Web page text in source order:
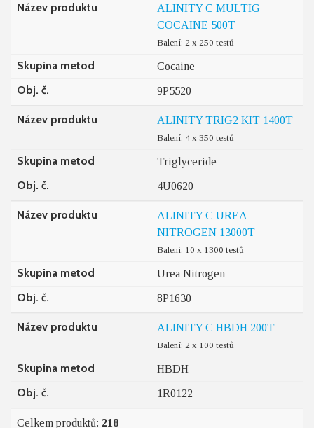
Název produktu
ALINITY C MULTIG
COCAINE 500T
Balení: 2 x 250 testů
Skupina metod Cocaine
Obj. č. 9P5520
Název produktu ALINITY TRIG2 KIT 1400T
Balení: 4 x 350 testů
Skupina metod Triglyceride
Obj. č. 4U0620
Název produktu
ALINITY C UREA
NITROGEN 13000T
Balení: 10 x 1300 testů
Skupina metod Urea Nitrogen
Obj. č. 8P1630
Název produktu ALINITY C HBDH 200T
Balení: 2 x 100 testů
Skupina metod HBDH
Obj. č. 1R0122
Celkem produktů: 218